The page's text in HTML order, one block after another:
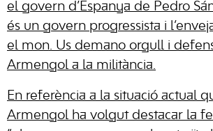
el govern d’Espanya de Pedro
és un govern progressista i
el mon. Us demano orgull i
Armengol a la militància.
En referència a la situació actual
Armengol ha volgut destacar la